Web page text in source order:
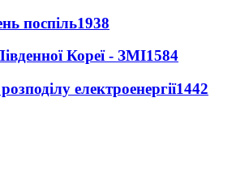
поспіль1938
Кореї - ЗМІ1584
електроенергії1442